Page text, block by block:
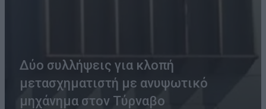
Δύο συλλήψεις για κλοπή
μετασχηματιστή με ανυψωτικό
μηχάνημα στον Τύρναβο